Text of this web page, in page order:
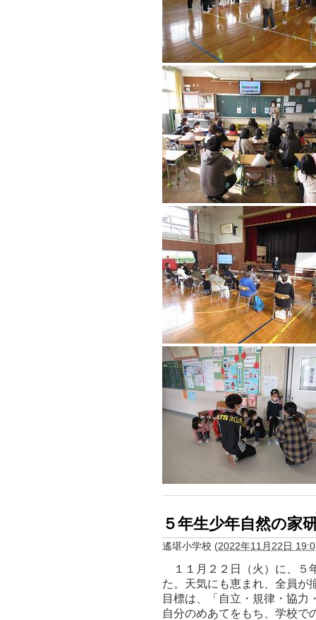
５年生少年自然の家
遙堪小学校 (2022年11月22日
１１月２２日（火）に、５
た。天気にも恵まれ、全員が
目標は、「自立・規律・協力
自分のめあてをもち、学校で